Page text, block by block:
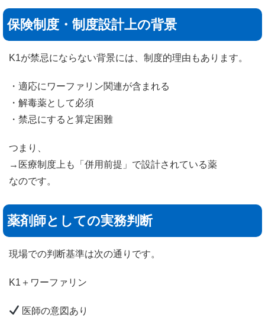
保険制度・制度設計上の背景
K1が禁忌にならない背景には、制度的理由もあります。
・適応にワーファリン関連が含まれる
・解毒薬として必須
・禁忌にすると算定困難
つまり、
→医療制度上も「併用前提」で設計されている薬
なのです。
薬剤師としての実務判断
現場での判断基準は次の通りです。
K1＋ワーファリン
医師の意図あり